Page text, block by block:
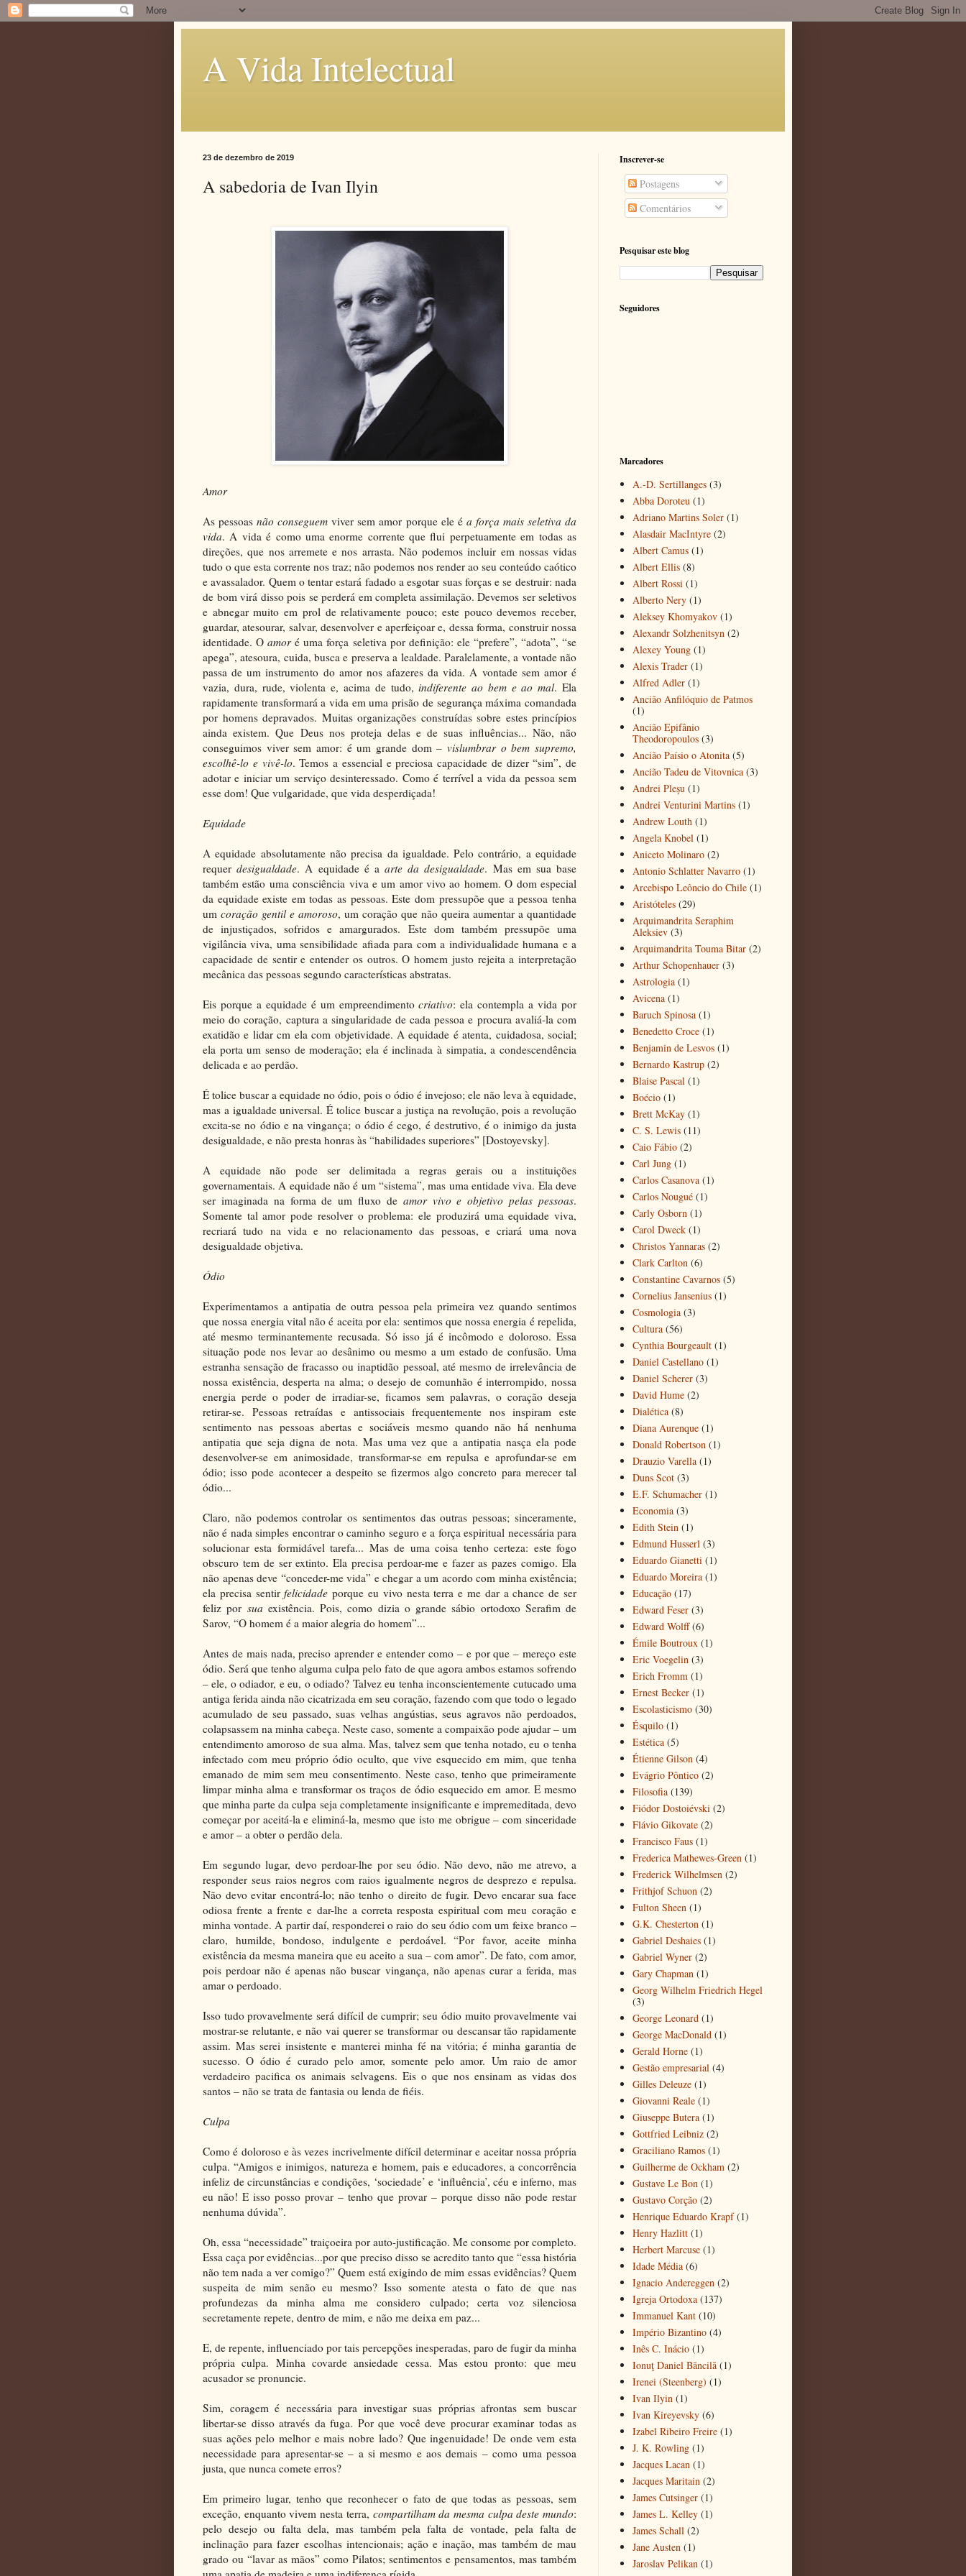
A Vida Intelectual
23 de dezembro de 2019
A sabedoria de Ivan Ilyin
Amor
As pessoasnão conseguemviver sem amor porque ele é a força mais seletiva da
vida. A vida é como uma enorme corrente que flui perpetuamente em todas as
direções, que nos arremete e nos arrasta. Não podemos incluir em nossas vidas
tudo o que esta corrente nos traz; não podemos nos render ao seu conteúdo caótico
e avassalador. Quem o tentar estará fadado a esgotar suas forças e se destruir: nada
de bom virá disso pois se perderá em completa assimilação. Devemos ser seletivos
e abnegar muito em prol de relativamente pouco; este pouco devemos receber,
guardar, atesourar, salvar, desenvolver e aperfeiçoar e, dessa forma, construir nossa
identidade. Oamoré uma força seletiva por definição: ele “prefere”, “adota”, “se
apega”, atesoura, cuida, busca e preserva a lealdade. Paralelamente, a vontade não
passa de um instrumento do amor nos afazeres da vida. A vontade sem amor é
vazia, dura, rude, violenta e, acima de tudo,indiferente ao bem e ao mal. Ela
rapidamente transformará a vida em uma prisão de segurança máxima comandada
por homens depravados. Muitas organizações construídas sobre estes princípios
ainda existem. Que Deus nos proteja delas e de suas influências... Não, não
conseguimos viver sem amor: é um grande dom – vislumbrar o bem supremo,
escolhê-lo e vivê-lo. Temos a essencial e preciosa capacidade de dizer “sim”, de
adotar e iniciar um serviço desinteressado. Como é terrível a vida da pessoa sem
esse dom! Que vulgaridade, que vida desperdiçada!
Equidade
A equidade absolutamente não precisa da igualdade. Pelo contrário, a equidade
requerdesigualdade. A equidade é aarte da desigualdade. Mas em sua base
também estão uma consciência viva e um amor vivo ao homem. O dom especial
da equidade existe em todas as pessoas. Este dom pressupõe que a pessoa tenha
um coração gentil e amoroso, um coração que não queira aumentar a quantidade
de injustiçados, sofridos e amargurados. Este dom também pressupõe uma
vigilância viva, uma sensibilidade afiada para com a individualidade humana e a
capacidade de sentir e entender os outros. O homem justo rejeita a interpretação
mecânica das pessoas segundo características abstratas.
Eis porque a equidade é um empreendimentocriativo: ela contempla a vida por
meio do coração, captura a singularidade de cada pessoa e procura avaliá-la com
exatidão e lidar cm ela com objetividade. A equidade é atenta, cuidadosa, social;
ela porta um senso de moderação; ela é inclinada à simpatia, a condescendência
delicada e ao perdão.
É tolice buscar a equidade no ódio, pois o ódio é invejoso; ele não leva à equidade,
mas a igualdade universal. É tolice buscar a justiça na revolução, pois a revolução
excita-se no ódio e na vingança; o ódio é cego, é destrutivo, é o inimigo da justa
desigualdade, e não presta honras às “habilidades superiores” [Dostoyevsky].
A equidade não pode ser delimitada a regras gerais ou a instituições
governamentais. A equidade não é um “sistema”, mas uma entidade viva. Ela deve
ser imaginada na forma de um fluxo de amor vivo e objetivo pelas pessoas.
Somente tal amor pode resolver o problema: ele produzirá uma equidade viva,
recriará tudo na vida e no relacionamento das pessoas, e criará uma nova
desigualdade objetiva.
Ódio
Experimentamos a antipatia de outra pessoa pela primeira vez quando sentimos
que nossa energia vital não é aceita por ela: sentimos que nossa energia é repelida,
até mesmo terminantemente recusada. Só isso já é incômodo e doloroso. Essa
situação pode nos levar ao desânimo ou mesmo a um estado de confusão. Uma
estranha sensação de fracasso ou inaptidão pessoal, até mesmo de irrelevância de
nossa existência, desperta na alma; o desejo de comunhão é interrompido, nossa
energia perde o poder de irradiar-se, ficamos sem palavras, o coração deseja
retirar-se. Pessoas retraídas e antissociais frequentemente nos inspiram este
sentimento nas pessoas abertas e sociáveis mesmo quando não há nenhuma
antipatia que seja digna de nota. Mas uma vez que a antipatia nasça ela pode
desenvolver-se em animosidade, transformar-se em repulsa e aprofundar-se em
ódio; isso pode acontecer a despeito se fizermos algo concreto para merecer tal
ódio...
Claro, não podemos controlar os sentimentos das outras pessoas; sinceramente,
não é nada simples encontrar o caminho seguro e a força espiritual necessária para
solucionar esta formidável tarefa... Mas de uma coisa tenho certeza: este fogo
obscuro tem de ser extinto. Ela precisa perdoar-me e fazer as pazes comigo. Ela
não apenas deve “conceder-me vida” e chegar a um acordo com minha existência;
ela precisa sentirfelicidade porque eu vivo nesta terra e me dar a chance de ser
feliz por sua existência. Pois, como dizia o grande sábio ortodoxo Serafim de
Sarov, “O homem é a maior alegria do homem”...
Antes de mais nada, preciso aprender e entender como – e por que – mereço este
ódio. Será que tenho alguma culpa pelo fato de que agora ambos estamos sofrendo
– ele, o odiador, e eu, o odiado? Talvez eu tenha inconscientemente cutucado uma
antiga ferida ainda não cicatrizada em seu coração, fazendo com que todo o legado
acumulado de seu passado, suas velhas angústias, seus agravos não perdoados,
colapsassem na minha cabeça. Neste caso, somente a compaixão pode ajudar – um
entendimento amoroso de sua alma. Mas, talvez sem que tenha notado, eu o tenha
infectado com meu próprio ódio oculto, que vive esquecido em mim, que tenha
emanado de mim sem meu consentimento. Neste caso, tenho que primeiramente
limpar minha alma e transformar os traços de ódio esquecido em amor. E mesmo
que minha parte da culpa seja completamente insignificante e impremeditada, devo
começar por aceitá-la e eliminá-la, mesmo que isto me obrigue – com sinceridade
e amor – a obter o perdão dela.
Em segundo lugar, devo perdoar-lhe por seu ódio. Não devo, não me atrevo, a
responder seus raios negros com raios igualmente negros de desprezo e repulsa.
Não devo evitar encontrá-lo; não tenho o direito de fugir. Devo encarar sua face
odiosa frente a frente e dar-lhe a correta resposta espiritual com meu coração e
minha vontade. A partir daí, responderei o raio do seu ódio com um feixe branco –
claro, humilde, bondoso, indulgente e perdoável. “Por favor, aceite minha
existência da mesma maneira que eu aceito a sua – com amor”. De fato, com amor,
pois perdoar não é apenas não buscar vingança, não apenas curar a ferida, mas
amar o perdoado.
Isso tudo provavelmente será difícil de cumprir; seu ódio muito provavelmente vai
mostrar-se relutante, e não vai querer se transformar ou descansar tão rapidamente
assim. Mas serei insistente e manterei minha fé na vitória; é minha garantia de
sucesso. O ódio é curado pelo amor, somente pelo amor. Um raio de amor
verdadeiro pacifica os animais selvagens. Eis o que nos ensinam as vidas dos
santos – não se trata de fantasia ou lenda de fiéis.
Culpa
Como é doloroso e às vezes incrivelmente difícil determinar e aceitar nossa própria
culpa. “Amigos e inimigos, natureza e homem, pais e educadores, a concorrência
infeliz de circunstâncias e condições, ‘sociedade’ e ‘influência’, céu e inferno, mas
eu não! E isso posso provar – tenho que provar – porque disso não pode restar
nenhuma dúvida”.
Oh, essa “necessidade” traiçoeira por auto-justificação. Me consome por completo.
Essa caça por evidências...por que preciso disso se acredito tanto que “essa história
não tem nada a ver comigo?” Quem está exigindo de mim essas evidências? Quem
suspeita de mim senão eu mesmo? Isso somente atesta o fato de que nas
profundezas da minha alma me considero culpado; certa voz silenciosa
secretamente repete, dentro de mim, e não me deixa em paz...
E, de repente, influenciado por tais percepções inesperadas, paro de fugir da minha
própria culpa. Minha covarde ansiedade cessa. Mas estou pronto: que meu
acusador se pronuncie.
Sim, coragem é necessária para investigar suas próprias afrontas sem buscar
libertar-se disso através da fuga. Por que você deve procurar examinar todas as
suas ações pelo melhor e mais nobre lado? Que ingenuidade! De onde vem esta
necessidade para apresentar-se – a si mesmo e aos demais – como uma pessoa
justa, que nunca comete erros?
Em primeiro lugar, tenho que reconhecer o fato de que todas as pessoas, sem
exceção, enquanto vivem nesta terra, compartilham da mesma culpa deste mundo:
pelo desejo ou falta dela, mas também pela falta de vontade, pela falta de
inclinação para fazer escolhas intencionais; ação e inação, mas também de mau
grado ou “lavar as mãos” como Pilatos; sentimentos e pensamentos, mas também
Inscrever-se
Postagens
Comentários
Pesquisar este blog
Seguidores
Marcadores
A.-D. Sertillanges (3)
Abba Doroteu (1)
Adriano Martins Soler (1)
Alasdair MacIntyre (2)
Albert Camus (1)
Albert Ellis (8)
Albert Rossi (1)
Alberto Nery (1)
Aleksey Khomyakov (1)
Alexandr Solzhenitsyn (2)
Alexey Young (1)
Alexis Trader (1)
Alfred Adler (1)
Ancião Anfilóquio de Patmos
(1)
Ancião Epifânio
Theodoropoulos (3)
Ancião Paísio o Atonita (5)
Ancião Tadeu de Vitovnica (3)
Andrei Pleșu (1)
Andrei Venturini Martins (1)
Andrew Louth (1)
Angela Knobel (1)
Aniceto Molinaro (2)
Antonio Schlatter Navarro (1)
Arcebispo Leôncio do Chile (1)
Aristóteles (29)
Arquimandrita Seraphim
Aleksiev (3)
Arquimandrita Touma Bitar (2)
Arthur Schopenhauer (3)
Astrologia (1)
Avicena (1)
Baruch Spinosa (1)
Benedetto Croce (1)
Benjamin de Lesvos (1)
Bernardo Kastrup (2)
Blaise Pascal (1)
Boécio (1)
Brett McKay (1)
C. S. Lewis (11)
Caio Fábio (2)
Carl Jung (1)
Carlos Casanova (1)
Carlos Nougué (1)
Carly Osborn (1)
Carol Dweck (1)
Christos Yannaras (2)
Clark Carlton (6)
Constantine Cavarnos (5)
Cornelius Jansenius (1)
Cosmologia (3)
Cultura (56)
Cynthia Bourgeault (1)
Daniel Castellano (1)
Daniel Scherer (3)
David Hume (2)
Dialética (8)
Diana Aurenque (1)
Donald Robertson (1)
Drauzio Varella (1)
Duns Scot (3)
E.F. Schumacher (1)
Economia (3)
Edith Stein (1)
Edmund Husserl (3)
Eduardo Gianetti (1)
Eduardo Moreira (1)
Educação (17)
Edward Feser (3)
Edward Wolff (6)
Émile Boutroux (1)
Eric Voegelin (3)
Erich Fromm (1)
Ernest Becker (1)
Escolasticismo (30)
Ésquilo (1)
Estética (5)
Étienne Gilson (4)
Evágrio Pôntico (2)
Filosofia (139)
Fiódor Dostoiévski (2)
Flávio Gikovate (2)
Francisco Faus (1)
Frederica Mathewes-Green (1)
Frederick Wilhelmsen (2)
Frithjof Schuon (2)
Fulton Sheen (1)
G.K. Chesterton (1)
Gabriel Deshaies (1)
Gabriel Wyner (2)
Gary Chapman (1)
Georg Wilhelm Friedrich Hegel
(3)
George Leonard (1)
George MacDonald (1)
Gerald Horne (1)
Gestão empresarial (4)
Gilles Deleuze (1)
Giovanni Reale (1)
Giuseppe Butera (1)
Gottfried Leibniz (2)
Graciliano Ramos (1)
Guilherme de Ockham (2)
Gustave Le Bon (1)
Gustavo Corção (2)
Henrique Eduardo Krapf (1)
Henry Hazlitt (1)
Herbert Marcuse (1)
Idade Média (6)
Ignacio Andereggen (2)
Igreja Ortodoxa (137)
Immanuel Kant (10)
Império Bizantino (4)
Inês C. Inácio (1)
Ionuţ Daniel Băncilă (1)
Irenei (Steenberg) (1)
Ivan Ilyin (1)
Ivan Kireyevsky (6)
Izabel Ribeiro Freire (1)
J. K. Rowling (1)
Jacques Lacan (1)
Jacques Maritain (2)
James Cutsinger (1)
James L. Kelley (1)
James Schall (2)
Jane Austen (1)
Jaroslav Pelikan (1)